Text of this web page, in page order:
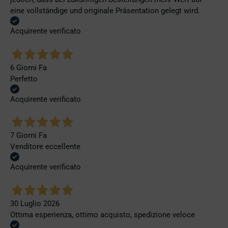
eine vollständige und originale Präsentation gelegt wird.
Acquirente verificato
6 Giorni Fa
Perfetto
Acquirente verificato
7 Giorni Fa
Venditore eccellente
Acquirente verificato
30 Luglio 2026
Ottima esperienza, ottimo acquisto, spedizione veloce